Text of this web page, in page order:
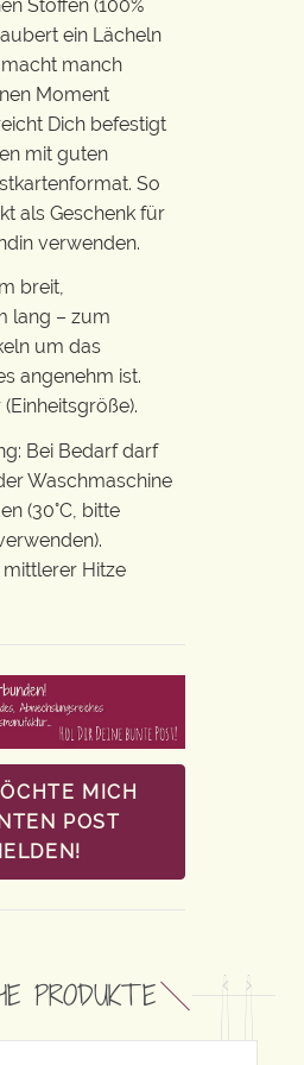
Stoffen (100%
ein Lächeln
manch
Moment
Dich befestigt
mit guten
So
als Geschenk für
verwenden.
breit,
lang – zum
um das
angenehm ist.
Bei Bedarf darf
Waschmaschine
(30°C, bitte
Hitze
MICH
POST
PRODUKTE